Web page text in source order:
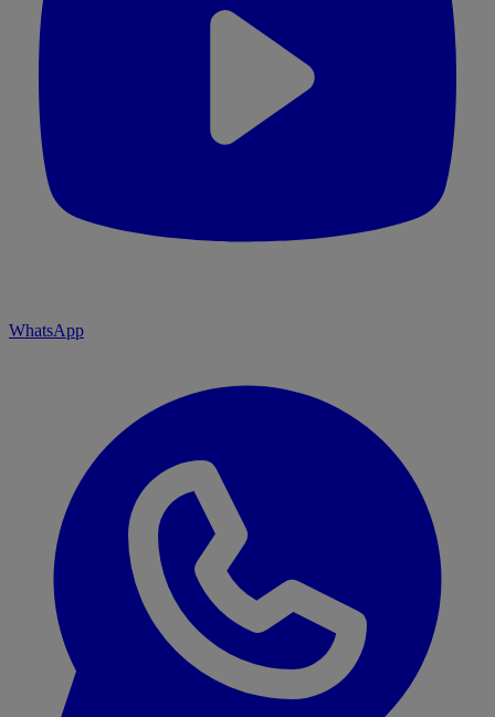
WhatsApp